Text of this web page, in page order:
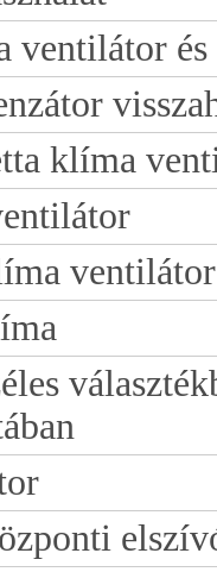
ventilátor és
klíma
ventilátor